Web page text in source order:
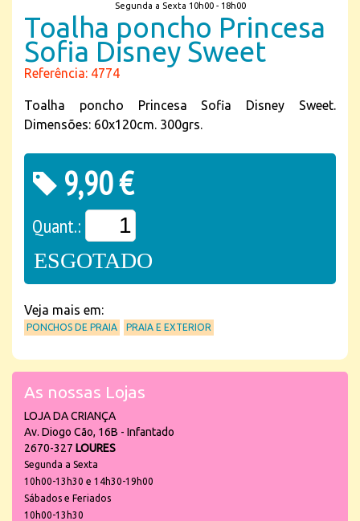
Segunda a Sexta 10h00 - 18h00
Toalha poncho Princesa
Sofia Disney Sweet
Referência: 4774
Toalha poncho Princesa Sofia Disney Sweet.
Dimensões: 60x120cm. 300grs.
9,90 €
Quant.:
ESGOTADO
Veja mais em:
PONCHOS DE PRAIA PRAIA E EXTERIOR
As nossas Lojas
LOJA DA CRIANÇA
Av. Diogo Cão, 16B - Infantado
2670-327 LOURES
Segunda a Sexta
10h00-13h30 e 14h30-19h00
Sábados e Feriados
10h00-13h30